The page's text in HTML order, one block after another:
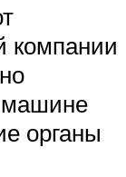
компании
машине
органы